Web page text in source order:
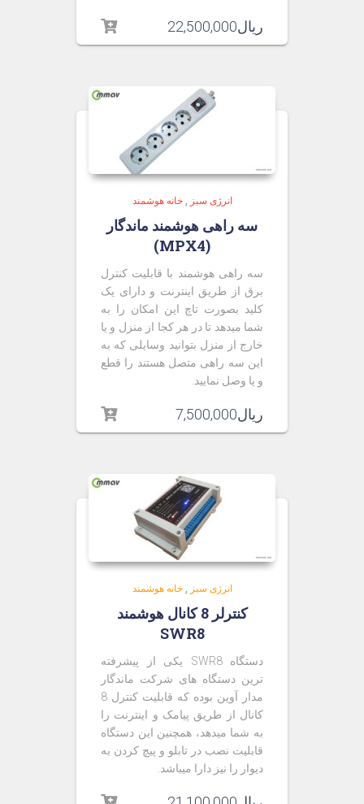
ریال22,500,000
انرژی سبز ,خانه هوشمند
سه راهی هوشمند ماندگار
(MPX4)
سه راهی هوشمند با قابلیت کنترل
برق از طریق اینترنت و دارای یک
کلید بصورت تاچ این امکان را به
شما میدهد تا در هر کجا از منزل و یا
خارج از منزل بتوانید وسایلی که به
این سه راهی متصل هستند را قطع
و یا وصل نمایید.
ریال7,500,000
انرژی سبز ,خانه هوشمند
کنترلر 8 کانال هوشمند
SWR8
دستگاه SWR8 یکی از پیشرفته
ترین دستگاه های شرکت ماندگار
مدار آوین بوده که قابلیت کنترل 8
کانال از طریق پیامک و اینترنت را
به شما میدهد، همچنین این دستگاه
قابلیت نصب در تابلو و پیچ کردن به
دیوار را نیز دارا میباشد.